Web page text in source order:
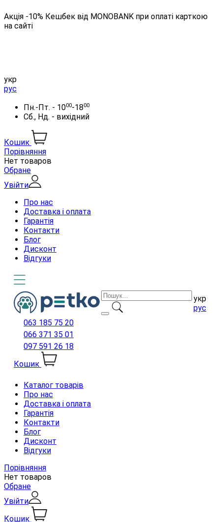
Акція -10% Кешбек від MONOBANK при оплаті карткою
на сайті
укр
рус
Пн.-Пт. - 1000-1800
Сб., Нд. - вихідний
Кошик
Порівняння
Нет товаров
Обране
Увійти
Про нас
Доставка і оплата
Гарантія
Контакти
Блог
Дисконт
Відгуки
укр
рус
063 185 75 20
066 371 35 01
097 591 26 18
Кошик
Каталог товарів
Про нас
Доставка і оплата
Гарантія
Контакти
Блог
Дисконт
Відгуки
Порівняння
Нет товаров
Обране
Увійти
Кошик